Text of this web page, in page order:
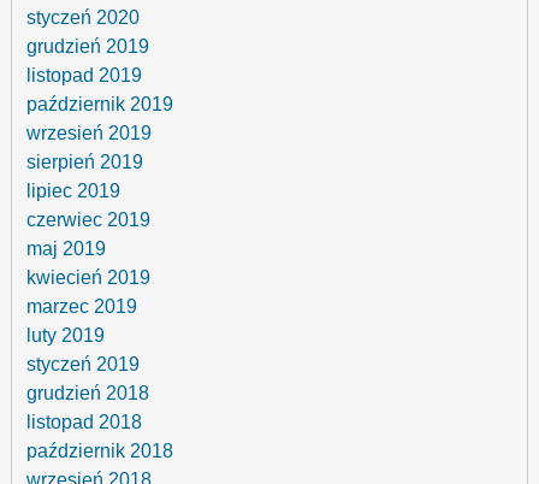
styczeń 2020
grudzień 2019
listopad 2019
październik 2019
wrzesień 2019
sierpień 2019
lipiec 2019
czerwiec 2019
maj 2019
kwiecień 2019
marzec 2019
luty 2019
styczeń 2019
grudzień 2018
listopad 2018
październik 2018
wrzesień 2018